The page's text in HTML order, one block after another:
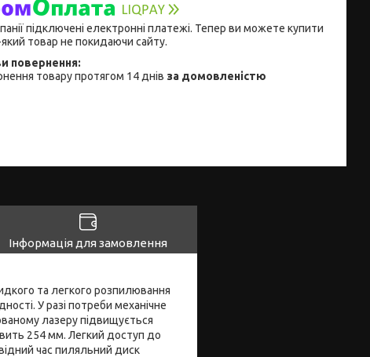
підключені електронні платежі. Тепер ви можете купити
товар не покидаючи сайту.
товару протягом 14 днів за домовленістю
Інформація для замовлення
та легкого розпилювання
У разі потреби механічне
лазеру підвищується
254 мм. Легкий доступ до
час пиляльний диск